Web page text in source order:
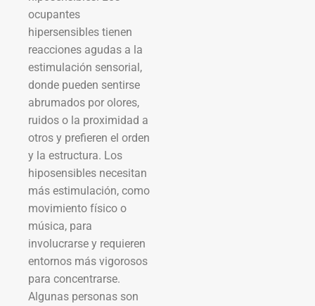
ocupantes
hipersensibles tienen
reacciones agudas a la
estimulación sensorial,
donde pueden sentirse
abrumados por olores,
ruidos o la proximidad a
otros y prefieren el orden
y la estructura. Los
hiposensibles necesitan
más estimulación, como
movimiento físico o
música, para
involucrarse y requieren
entornos más vigorosos
para concentrarse.
Algunas personas son